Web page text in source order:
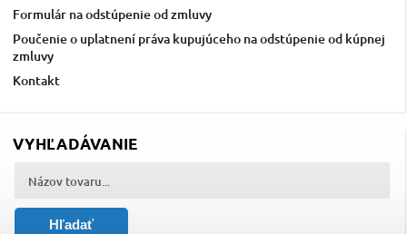
Formulár na odstúpenie od zmluvy
Poučenie o uplatnení práva kupujúceho na odstúpenie od kúpnej
zmluvy
Kontakt
VYHĽADÁVANIE
Hľadať